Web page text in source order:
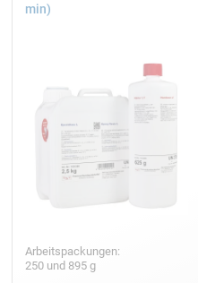
min)
Arbeitspackungen:
250 und 895 g